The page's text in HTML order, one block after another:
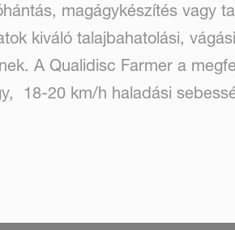
magágykészítés vagy
kiváló talajbahatolási,
A Qualidisc Farmer a
18-20 km/h haladási